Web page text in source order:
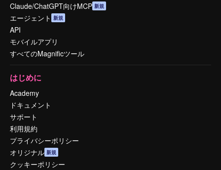
Claude/ChatGPT向けMCP 新規
エージェント 新規
API
モバイルアプリ
すべてのMagnificツール
はじめに
Academy
ドキュメント
サポート
利用規約
プライバシーポリシー
オリジナル 新規
クッキーポリシー